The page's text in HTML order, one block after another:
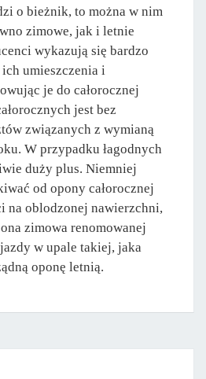
o bieżnik, to można w nim
zimowe, jak i letnie
wykazują się bardzo
umieszczenia i
je do całorocznej
jest bez
związanych z wymianą
W przypadku łagodnych
duży plus. Niemniej
od opony całorocznej
na oblodzonej nawierzchni,
zimowa renomowanej
w upale takiej, jaka
oponę letnią.